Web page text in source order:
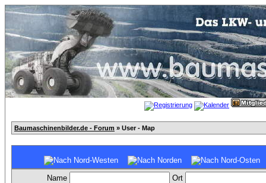
Baumaschinenbilder.de - Forum » User - Map
Name Ort